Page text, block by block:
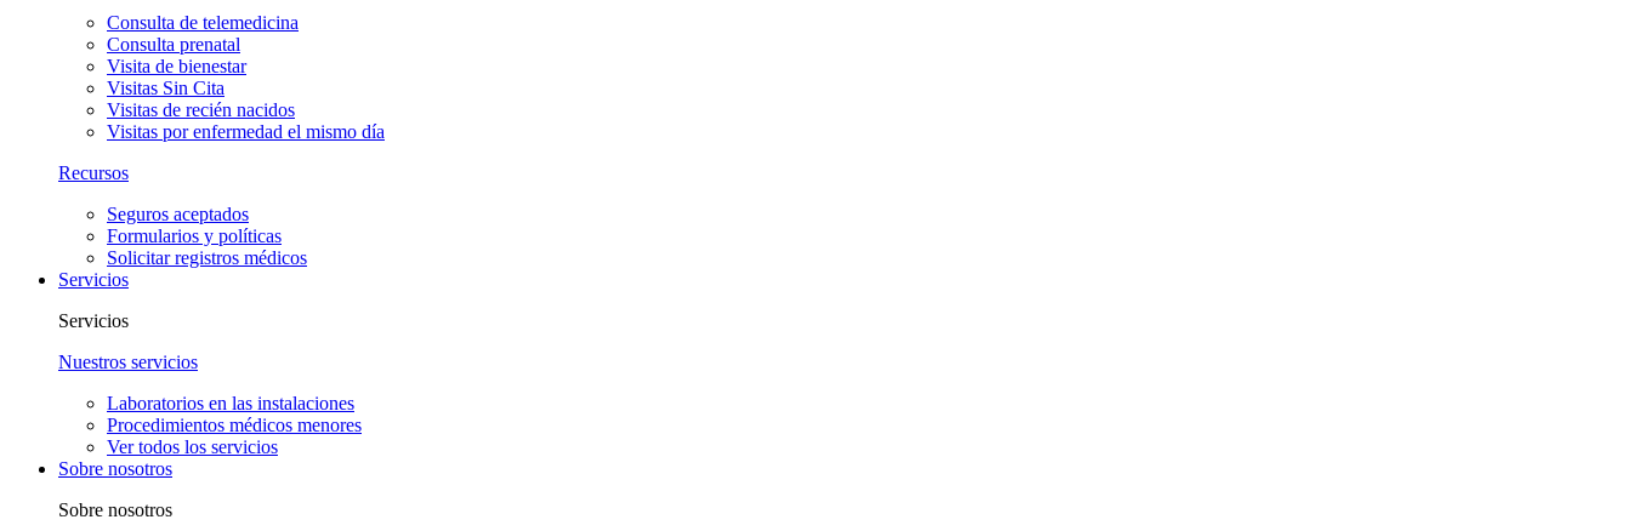
Consulta de telemedicina
Consulta prenatal
Visita de bienestar
Visitas Sin Cita
Visitas de recién nacidos
Visitas por enfermedad el mismo día
Recursos
Seguros aceptados
Formularios y políticas
Solicitar registros médicos
Servicios
Servicios
Nuestros servicios
Laboratorios en las instalaciones
Procedimientos médicos menores
Ver todos los servicios
Sobre nosotros
Sobre nosotros